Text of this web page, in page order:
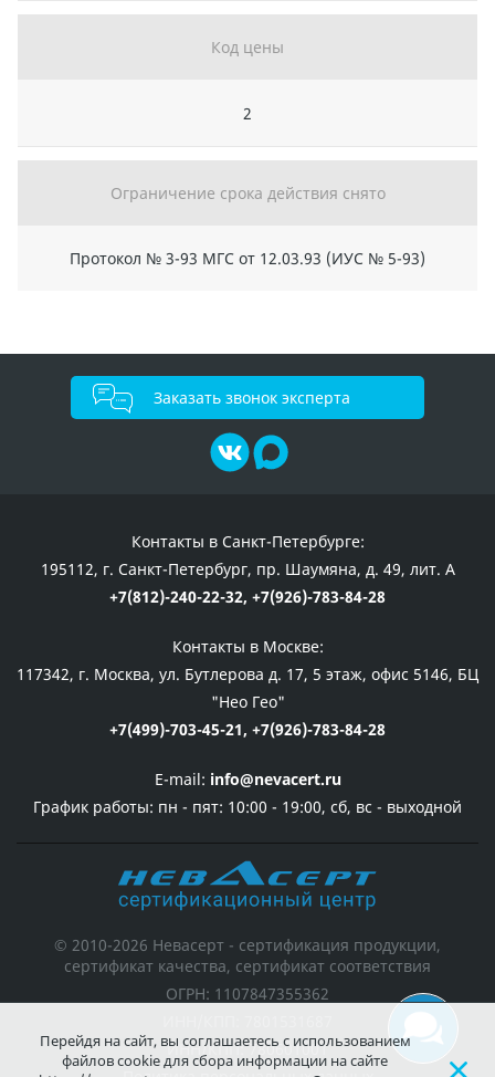
Код цены
2
Ограничение срока действия снято
Протокол № 3-93 МГС от 12.03.93 (ИУС № 5-93)
Заказать звонок эксперта
Контакты в Санкт-Петербурге:
195112, г. Санкт-Петербург, пр. Шаумяна, д. 49, лит. А
+7(812)-240-22-32, +7(926)-783-84-28
Контакты в Москве:
117342, г. Москва, ул. Бутлерова д. 17, 5 этаж, офис 5146, БЦ
"Нео Гео"
+7(499)-703-45-21, +7(926)-783-84-28
E-mail: info@nevacert.ru
График работы: пн - пят: 10:00 - 19:00, сб, вс - выходной
© 2010-2026 Невасерт - сертификация продукции,
сертификат качества, сертификат соответствия
ОГРН: 1107847355362
ИНН/КПП: 780601001
Перейдя на сайт, вы соглашаетесь с использованием
файлов cookie для сбора информации на сайте